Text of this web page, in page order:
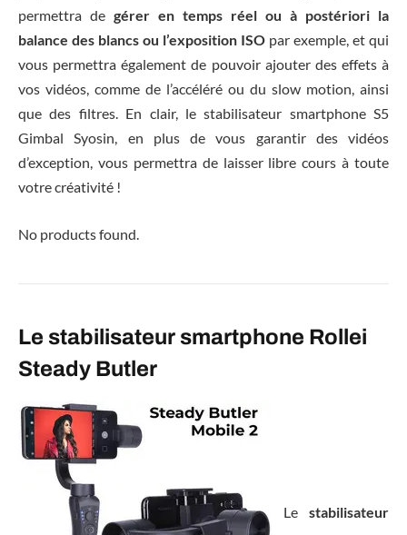
permettra de gérer en temps réel ou à postériori la
balance des blancs ou l’exposition ISO par exemple, et qui
vous permettra également de pouvoir ajouter des effets à
vos vidéos, comme de l’accéléré ou du slow motion, ainsi
que des filtres. En clair, le stabilisateur smartphone S5
Gimbal Syosin, en plus de vous garantir des vidéos
d’exception, vous permettra de laisser libre cours à toute
votre créativité !
No products found.
Le stabilisateur smartphone Rollei
Steady Butler
Le stabilisateur